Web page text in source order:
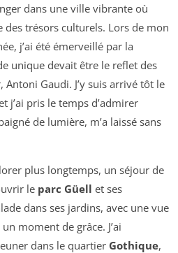
dans une ville vibrante où
des trésors culturels. Lors de mon
j’ai été émerveillé par la
unique devait être le reflet des
Gaudi. J’y suis arrivé tôt le
j’ai pris le temps d’admirer
de lumière, m’a laissé sans
plus longtemps, un séjour de
le parc Güell et ses
dans ses jardins, avec une vue
moment de grâce. J’ai
dans le quartier Gothique,